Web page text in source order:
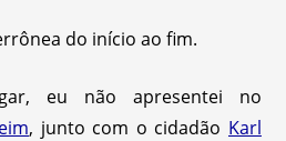
do início ao fim.
eu não apresentei no
, junto com o cidadão Karl